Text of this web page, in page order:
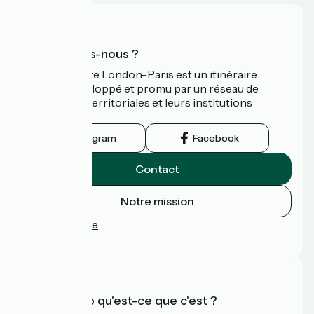
Qui sommes-nous ?
L’Avenue Verte London-Paris est un itinéraire
cyclable développé et promu par un réseau de
collectivités territoriales et leurs institutions
Instagram Facebook
Contact
Notre mission
Espace Presse
Accueil Vélo qu'est-ce que c'est ?